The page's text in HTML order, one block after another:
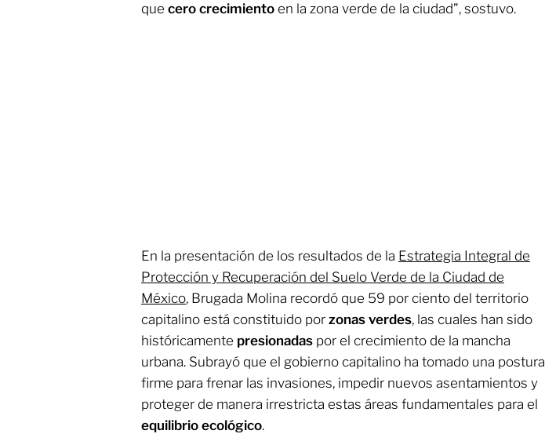
que cero crecimiento en la zona verde de la ciudad”, sostuvo.
En la presentación de los resultados de la Estrategia Integral de
Protección y Recuperación del Suelo Verde de la Ciudad de
México, Brugada Molina recordó que 59 por ciento del territorio
capitalino está constituido por zonas verdes, las cuales han sido
históricamente presionadas por el crecimiento de la mancha
urbana. Subrayó que el gobierno capitalino ha tomado una postura
firme para frenar las invasiones, impedir nuevos asentamientos y
proteger de manera irrestricta estas áreas fundamentales para el
equilibrio ecológico.